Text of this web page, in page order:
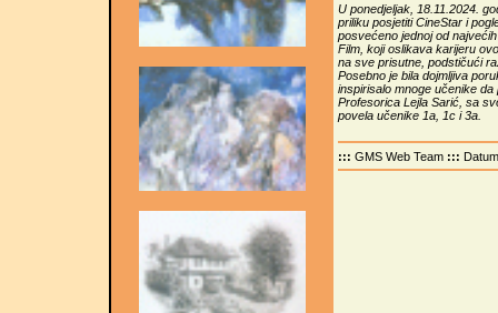
U ponedjeljak, 18.11.2024.
priliku posjetiti CineStar i
posvećeno jednoj od
Film, koji oslikava karijeru
na sve prisutne, podstičući
Posebno je bila dojmljiva
inspirisalo mnoge učenike
Profesorica Lejla Sarić, sa
povela učenike 1a, 1c i 3a.
::: GMS Web Team :::